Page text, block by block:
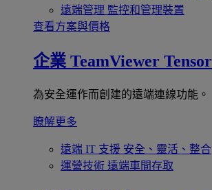
遠端管理 監控和管理裝置
查看方案與價格
企業 TeamViewer Tensor
為安全運作而創建的遠端連線功能。
瞭解更多
遠端 IT 支援 安全、靈活、整合
運營技術 遠端車間存取